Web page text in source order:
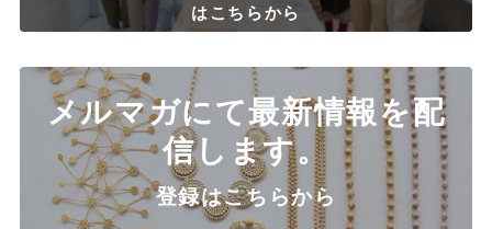
はこちらから
メルマガにて最新情報を配
信します。
登録はこちらから